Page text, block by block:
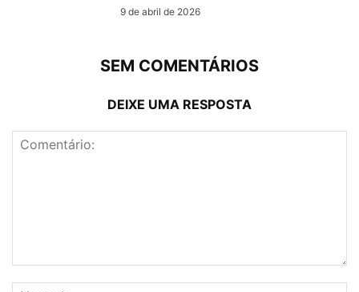
9 de abril de 2026
SEM COMENTÁRIOS
DEIXE UMA RESPOSTA